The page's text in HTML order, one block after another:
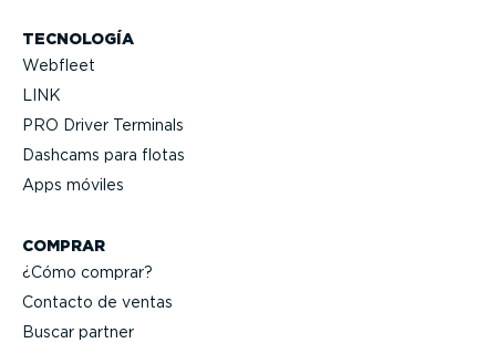
TECNOLOGÍA
Webfleet
LINK
PRO Driver Terminals
Dashcams para flotas
Apps móviles
COMPRAR
¿Cómo comprar?
Contacto de ventas
Buscar partner